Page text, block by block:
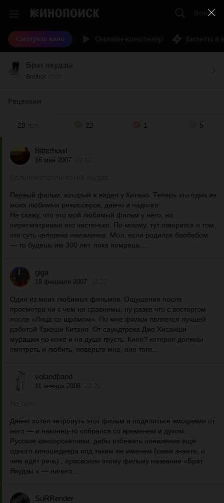
Войти
Смотреть кино
Brother
28 22 1 5
Bitterhowl
16 мая 2007
Первый фильм, который я видел у Китано. Теперь это один из
моих любимых режиссеров, давно и надолго.
Не скажу, что это мой любимый фильм у него, но
пересматриваю его частенько. По-моему, тут говорится о том,
что суть человека неизменна. Мол, если родился баобабом
— то будешь им 300 лет. пока помрешь....
giga
18 февраля 2007
Один из моих любимых фильмов. Ощушения после
просмотра ни с чем не сравнимы, ну разве что с восторгом
после «Лица со шрамом». По мне фильм является лучшей
работой Такеши Китано. От саундтрека Джо Хисаиши
мурашки по коже и на душе грусть. Кино? которое должны
смотреть и любить, поверьте мне, оно того...
volandband
11 января 2008
Давно хотел затронуть этот фильм и поделиться эмоциями от
него — и наконец-то собрался со временем и духом.
Русские кинопрокатчики, дабы избежать появления ещё
одного киношедевра под таким же именем (сами знаете, о
чем идёт речь) , присвоили этому фильму название «Брат
Якудзы « — ничего...
SuRRender